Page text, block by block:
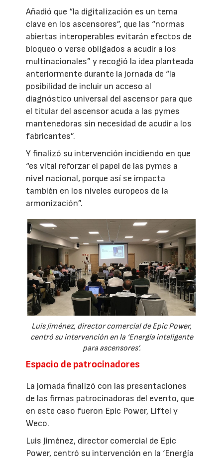
Añadió que “la digitalización es un tema
clave en los ascensores”, que las “normas
abiertas interoperables evitarán efectos de
bloqueo o verse obligados a acudir a los
multinacionales” y recogió la idea planteada
anteriormente durante la jornada de “la
posibilidad de incluir un acceso al
diagnóstico universal del ascensor para que
el titular del ascensor acuda a las pymes
mantenedoras sin necesidad de acudir a los
fabricantes”.
Y finalizó su intervención incidiendo en que
“es vital reforzar el papel de las pymes a
nivel nacional, porque así se impacta
también en los niveles europeos de la
armonización”.
Luis Jiménez, director comercial de Epic Power,
centró su intervención en la ‘Energía inteligente
para ascensores’.
Espacio de patrocinadores
La jornada finalizó con las presentaciones
de las firmas patrocinadoras del evento, que
en este caso fueron Epic Power, Liftel y
Weco.
Luis Jiménez, director comercial de Epic
Power, centró su intervención en la ‘Energía